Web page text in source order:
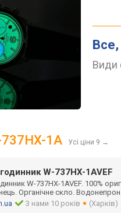
Все,
Види
737HX-1A Усі ціни 9 →
W-737HX-1AVEF
W-737HX-1AVEF. 100%
Органічне скло. Водонепрон
З нами 10 років (Харків)